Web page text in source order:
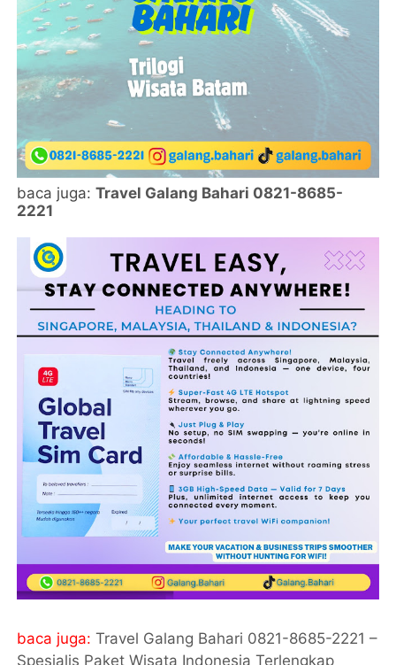
baca juga:Travel Galang Bahari 0821-8685-
2221
baca juga:Travel Galang Bahari 0821-8685-2221 –
Spesialis Paket Wisata Indonesia Terlengkap